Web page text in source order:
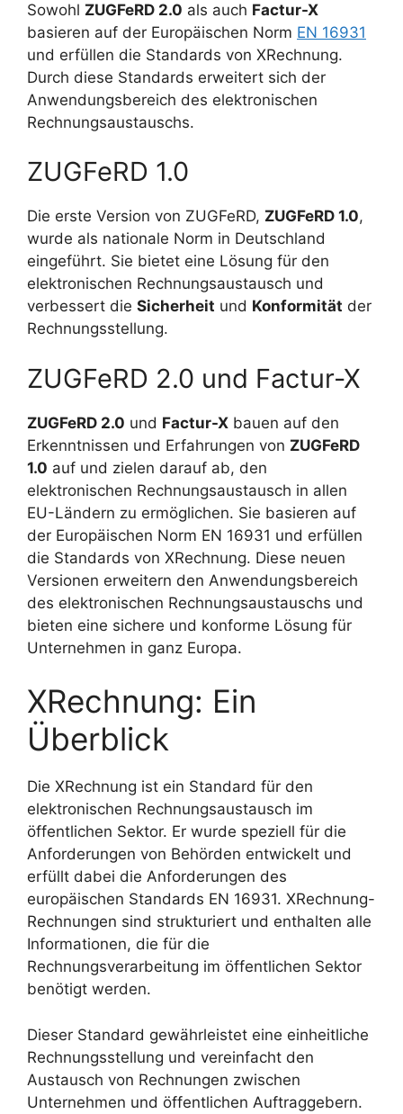
Sowohl ZUGFeRD 2.0 als auch Factur-X
basieren auf der Europäischen Norm EN 16931
und erfüllen die Standards von XRechnung.
Durch diese Standards erweitert sich der
Anwendungsbereich des elektronischen
Rechnungsaustauschs.
ZUGFeRD 1.0
Die erste Version von ZUGFeRD, ZUGFeRD 1.0,
wurde als nationale Norm in Deutschland
eingeführt. Sie bietet eine Lösung für den
elektronischen Rechnungsaustausch und
verbessert die Sicherheit und Konformität der
Rechnungsstellung.
ZUGFeRD 2.0 und Factur-X
ZUGFeRD 2.0 und Factur-X bauen auf den
Erkenntnissen und Erfahrungen von ZUGFeRD
1.0 auf und zielen darauf ab, den
elektronischen Rechnungsaustausch in allen
EU-Ländern zu ermöglichen. Sie basieren auf
der Europäischen Norm EN 16931 und erfüllen
die Standards von XRechnung. Diese neuen
Versionen erweitern den Anwendungsbereich
des elektronischen Rechnungsaustauschs und
bieten eine sichere und konforme Lösung für
Unternehmen in ganz Europa.
XRechnung: Ein
Überblick
Die XRechnung ist ein Standard für den
elektronischen Rechnungsaustausch im
öffentlichen Sektor. Er wurde speziell für die
Anforderungen von Behörden entwickelt und
erfüllt dabei die Anforderungen des
europäischen Standards EN 16931. XRechnung-
Rechnungen sind strukturiert und enthalten alle
Informationen, die für die
Rechnungsverarbeitung im öffentlichen Sektor
benötigt werden.
Dieser Standard gewährleistet eine einheitliche
Rechnungsstellung und vereinfacht den
Austausch von Rechnungen zwischen
Unternehmen und öffentlichen Auftraggebern.